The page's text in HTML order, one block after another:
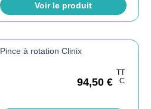
Voir le produit
Pince à rotation Clinix
94,50 €
TT
C